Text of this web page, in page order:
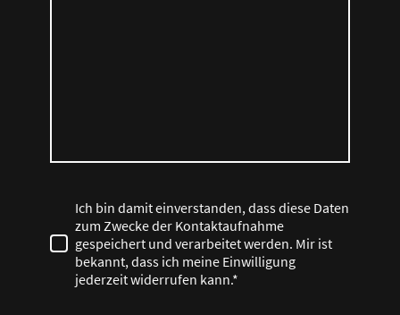
Ich bin damit einverstanden, dass diese Daten
zum Zwecke der Kontaktaufnahme
gespeichert und verarbeitet werden. Mir ist
bekannt, dass ich meine Einwilligung
jederzeit widerrufen kann.*